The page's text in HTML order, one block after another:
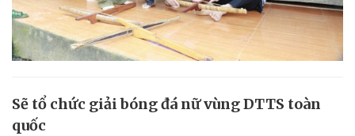
Sẽ tổ chức giải bóng đá nữ vùng DTTS toàn
quốc